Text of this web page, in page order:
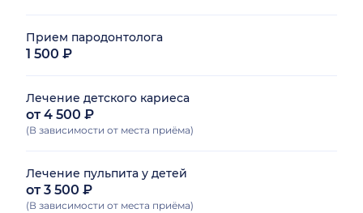
Прием пародонтолога
1 500 ₽
Лечение детского кариеса
от 4 500 ₽
(В зависимости от места приёма)
Лечение пульпита у детей
от 3 500 ₽
(В зависимости от места приёма)